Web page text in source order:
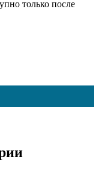
только после